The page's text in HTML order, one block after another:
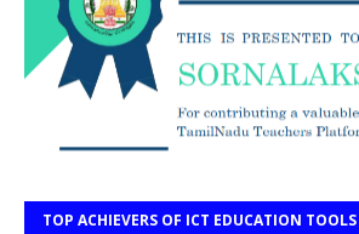
TOP ACHIEVERS OF ICT EDUCATION TOOLS